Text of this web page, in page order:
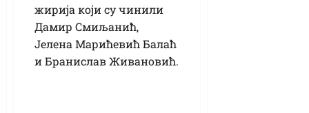
жирија који су чинили
Дамир Смиљанић,
Јелена Марићевић Балаћ
и Бранислав Живановић.